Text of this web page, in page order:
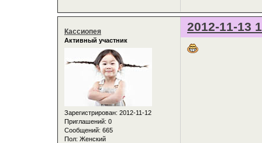
2012-11-13
Кассиопея
Активный участник
Зарегистрирован: 2012-11-12
Приглашений: 0
Сообщений: 665
Пол: Женский